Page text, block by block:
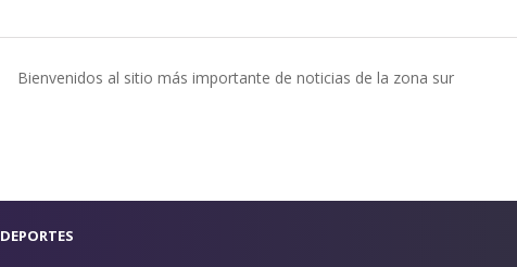
Bienvenidos al sitio más importante de noticias de la zona sur
DEPORTES